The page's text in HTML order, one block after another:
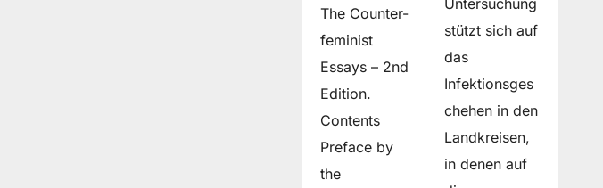
The Counter-
feminist
Essays – 2nd
Edition.
Contents
Preface by
the
stützt sich auf
das
Infektionsges
chehen in den
Landkreisen,
in denen auf